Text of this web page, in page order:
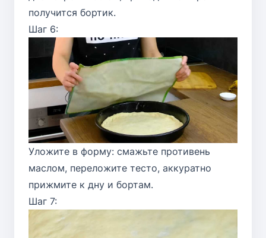
получится бортик.
Шаг 6:
Уложите в форму: смажьте противень
маслом, переложите тесто, аккуратно
прижмите к дну и бортам.
Шаг 7: